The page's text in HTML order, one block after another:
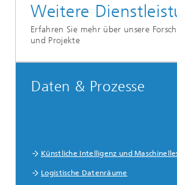
Weitere
Erfahren Sie mehr über unsere
und Projekte
Daten & Prozesse
Künstliche Intelligenz und
Logistische Datenräume